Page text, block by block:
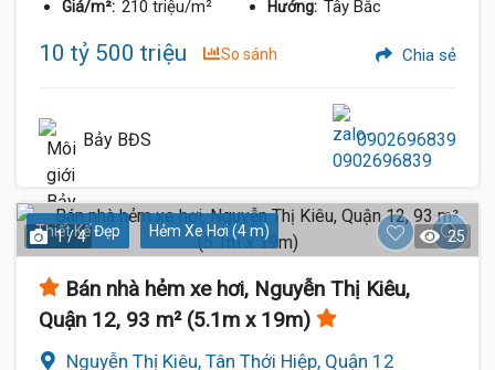
Giá/m²: 210 triệu/m² Hướng: Tây Bắc
10 tỷ 500 triệu So sánh Chia sẻ
Bảy BĐS 0902696839
Thiết Kế Đẹp Hẻm Xe Hơi (4 m)
1 / 4 25
Bán nhà hẻm xe hơi, Nguyễn Thị Kiêu,
Quận 12, 93 m² (5.1m x 19m)
Nguyễn Thị Kiêu, Tân Thới Hiệp, Quận 12